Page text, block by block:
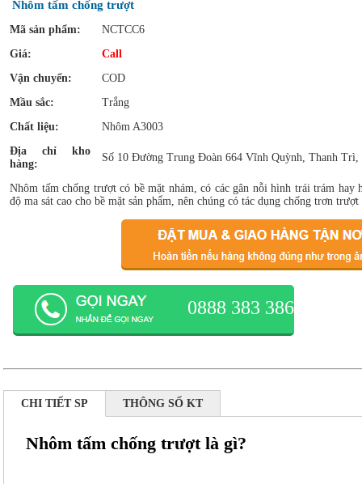
Nhôm tấm chống trượt
Mã sản phẩm:
NCTCC6
Giá:
Call
Vận chuyển:
COD
Mầu sắc:
Trắng
Chất liệu:
Nhôm A3003
Địa chỉ kho
hàng:
Số 10 Đường Trung Đoàn 664 Vĩnh Quỳnh, Thanh Trì,
Nhôm tấm chống trượt có bề mặt nhám, có các gân nỗi hình trái trám hay
độ ma sát cao cho bề mặt sản phẩm, nên chúng có tác dụng chống trơn trượt
0888 383 386
CHI TIẾT SP THÔNG SỐ KT
Nhôm tấm chống trượt là gì?